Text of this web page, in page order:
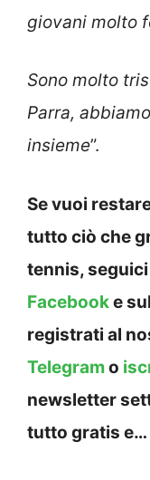
giovani molto
Sono molto
Parra,
insieme”.
Se vuoi
tutto ciò che
tennis,
Facebooke
registrati al
Telegramo
newsletter
tutto gratis e…